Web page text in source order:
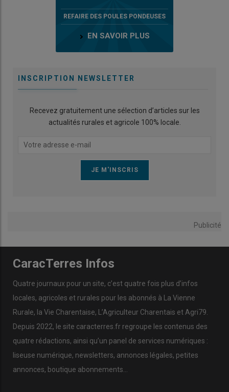
REFAIRE DES POULES PONDEUSES
EN SAVOIR PLUS
INSCRIPTION NEWSLETTER
Recevez gratuitement une sélection d’articles sur les
actualités rurales et agricole 100% locale.
Publicité
CaracTerres Infos
Quatre journaux pour un site, c’est quatre fois plus d’infos
locales, agricoles et rurales pour les abonnés à La Vienne
Rurale, la Vie Charentaise, L’Agriculteur Charentais et Agri79.
Depuis 2022, le site caracterres.fr regroupe les contenus des
quatre rédactions, ainsi qu’un panel de services numériques :
liseuse numérique, newsletters, annonces légales, petites
annonces, boutique abonnements…